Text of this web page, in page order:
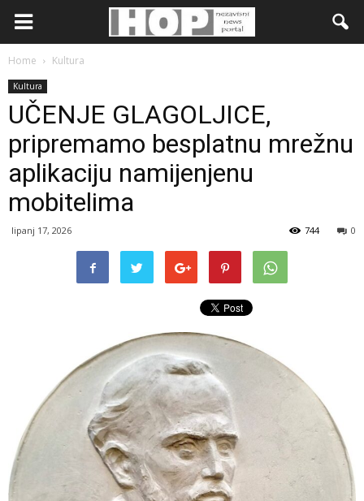
Home Kultura
Kultura
UČENJE GLAGOLJICE,
pripremamo besplatnu mrežnu
aplikaciju namijenjenu
mobitelima
lipanj 17, 2026 0
744